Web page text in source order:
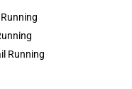
Running